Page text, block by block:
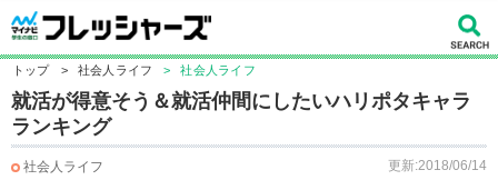
トップ > 社会人ライフ > 社会人ライフ
就活が得意そう＆就活仲間にしたいハリポタキャラ
ランキング
社会人ライフ 更新:2018/06/14